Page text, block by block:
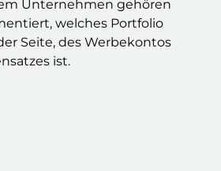
Unternehmen gehören
welches Portfolio
Seite, des Werbekontos
ist.